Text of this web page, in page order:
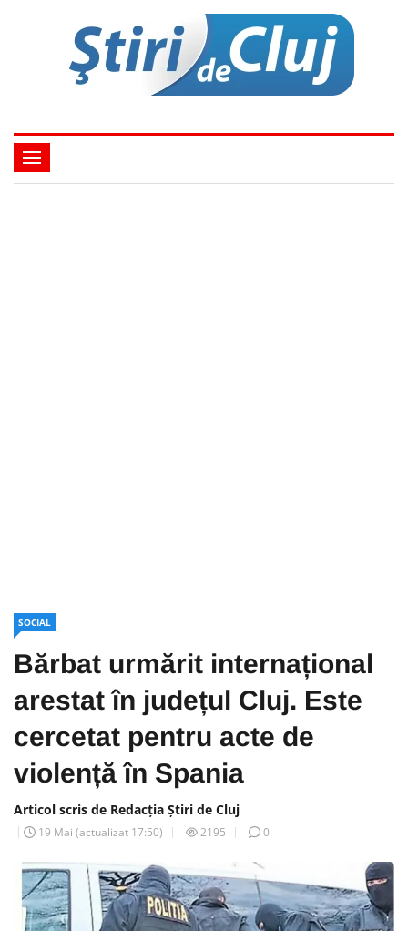
SOCIAL
Bărbat urmărit internațional
arestat în județul Cluj. Este
cercetat pentru acte de
violență în Spania
Articol scris de Redacția Știri de Cluj
19 Mai (actualizat 17:50) 2195 0